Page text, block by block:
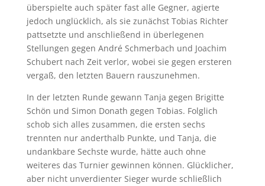
überspielte auch später fast alle Gegner, agierte
jedoch unglücklich, als sie zunächst Tobias Richter
pattsetzte und anschließend in überlegenen
Stellungen gegen André Schmerbach und Joachim
Schubert nach Zeit verlor, wobei sie gegen ersteren
vergaß, den letzten Bauern rauszunehmen.
In der letzten Runde gewann Tanja gegen Brigitte
Schön und Simon Donath gegen Tobias. Folglich
schob sich alles zusammen, die ersten sechs
trennten nur anderthalb Punkte, und Tanja, die
undankbare Sechste wurde, hätte auch ohne
weiteres das Turnier gewinnen können. Glücklicher,
aber nicht unverdienter Sieger wurde schließlich